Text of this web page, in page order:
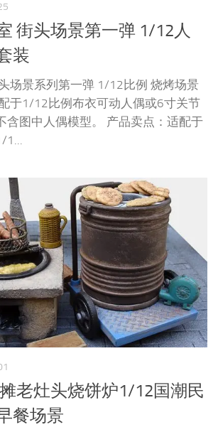
街头场景第一弹 1/12人
装
场景系列第一弹 1/12比例 烧烤场景
于1/12比例布衣可动人偶或6寸关节
含图中人偶模型。 产品卖点：适配于
1...
老灶头烧饼炉1/12国潮民
餐场景